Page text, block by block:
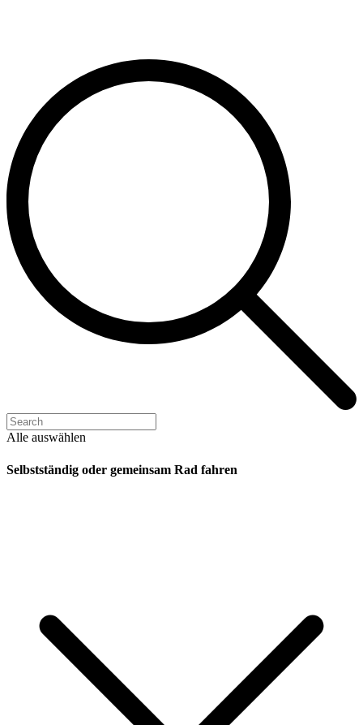
Alle auswählen
Selbstständig oder gemeinsam Rad fahren